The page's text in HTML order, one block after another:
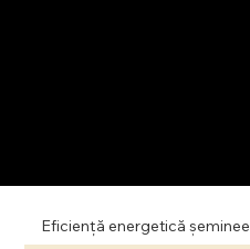
Eficiență energetică șeminee